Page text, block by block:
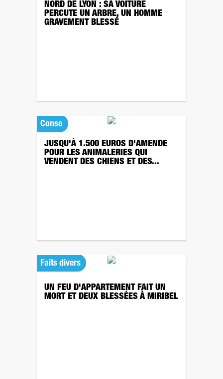
NORD DE LYON : SA VOITURE
PERCUTE UN ARBRE, UN HOMME
GRAVEMENT BLESSÉ
Conso
JUSQU'À 1.500 EUROS D'AMENDE
POUR LES ANIMALERIES QUI
VENDENT DES CHIENS ET DES...
Faits divers
UN FEU D'APPARTEMENT FAIT UN
MORT ET DEUX BLESSÉES À MIRIBEL